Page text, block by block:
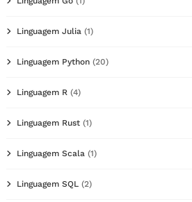
Linguagem Julia (1)
Linguagem Python (20)
Linguagem R (4)
Linguagem Rust (1)
Linguagem Scala (1)
Linguagem SQL (2)